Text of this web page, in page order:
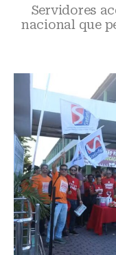
Servidores
nacional que